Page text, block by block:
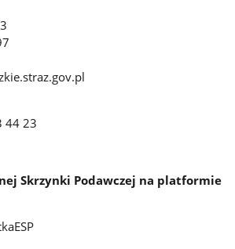
44 23
Skrzynki Podawczej na platformie